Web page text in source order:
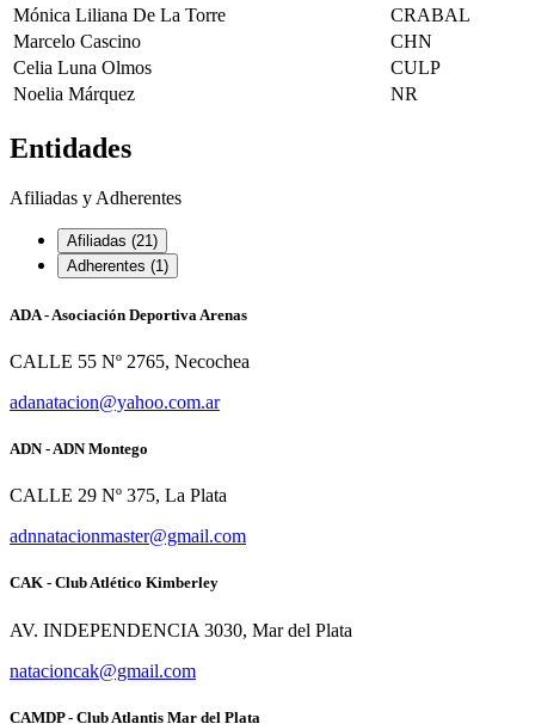
Mónica Liliana De La Torre
CRABAL
Marcelo Cascino
CHN
Celia Luna Olmos
CULP
Noelia Márquez
NR
Entidades
Afiliadas y Adherentes
Afiliadas (21)
Adherentes (1)
ADA - Asociación Deportiva Arenas
CALLE 55 Nº 2765, Necochea
adanatacion@yahoo.com.ar
ADN - ADN Montego
CALLE 29 Nº 375, La Plata
adnnatacionmaster@gmail.com
CAK - Club Atlético Kimberley
AV. INDEPENDENCIA 3030, Mar del Plata
natacioncak@gmail.com
CAMDP - Club Atlantis Mar del Plata